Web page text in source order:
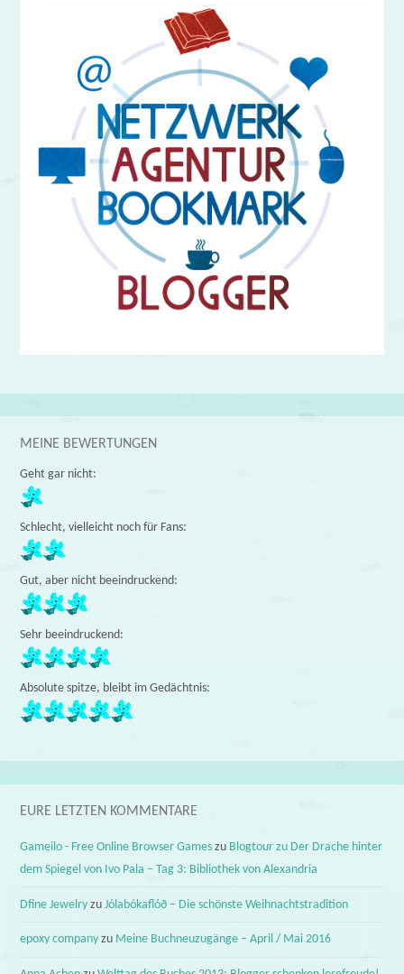
MEINE BEWERTUNGEN
Geht gar nicht:
Schlecht, vielleicht noch für Fans:
Gut, aber nicht beeindruckend:
Sehr beeindruckend:
Absolute spitze, bleibt im Gedächtnis:
EURE LETZTEN KOMMENTARE
Gameilo - Free Online Browser Games zu Blogtour zu Der Drache hinter
dem Spiegel von Ivo Pala – Tag 3: Bibliothek von Alexandria
Dfine Jewelry zuJólabókaflóð – Die schönste Weihnachtstradition
epoxy company zu Meine Buchneuzugänge – April / Mai 2016